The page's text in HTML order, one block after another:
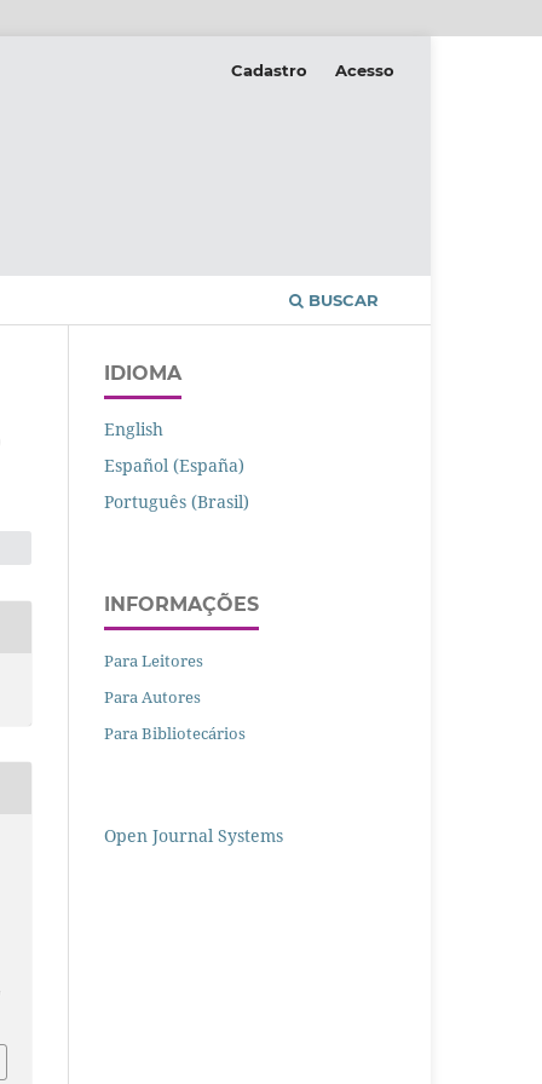
BUSCAR
Cadastro Acesso
IDIOMA
English
Español (España)
Português (Brasil)
INFORMAÇÕES
Para Leitores
Para Autores
Para Bibliotecários
Open Journal Systems